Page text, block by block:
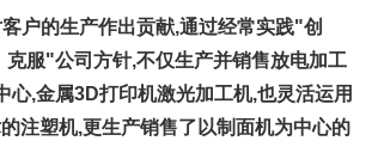
户的生产作出贡献,通过经常实践"创
克服"公司方针,不仅生产并销售放电加工
心,金属3D打印机激光加工机,也灵活运用
注塑机,更生产销售了以制面机为中心的